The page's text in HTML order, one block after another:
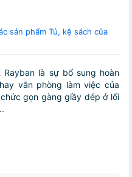
sản phẩm Tủ, kệ sách của
Rayban là sự bổ sung hoàn
văn phòng làm việc của
gọn gàng giầy dép ở lối